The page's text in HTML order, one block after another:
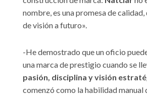
nombre, es una promesa de
de visión a futuro».
-He demostrado que un oficio
una marca de prestigio cuando se
pasión, disciplina y visión
comenzó como la habilidad manual